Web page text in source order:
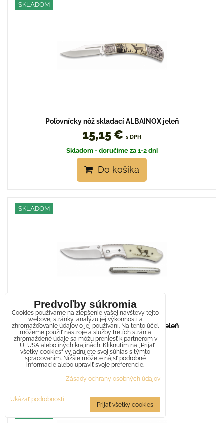
SKLADOM
Poľovnícky nôž skladací ALBAINOX jeleň
15,15 € s DPH
Skladom - doručíme za 1-2 dni
Do košíka
SKLADOM
Poľovnícky nôž skladací ALBAINOX jeleň
17,20 €s DPH
Skladom - doručíme za 1-2 dni
Do košíka
Predvoľby súkromia
Cookies používame na zlepšenie vašej návštevy tejto
webovej stránky, analýzu jej výkonnosti a
zhromažďovanie údajov o jej používaní. Na tento účel
môžeme použiť nástroje a služby tretích strán a
zhromaždené údaje sa môžu preniesť k partnerom v
EÚ, USA alebo iných krajinách. Kliknutím na „Prijať
všetky cookies“ vyjadrujete svoj súhlas s týmto
spracovaním. Nižšie môžete nájsť podrobné
informácie alebo upraviť svoje preferencie.
Zásady ochrany osobných údajov
Ukázať podrobnosti
Prijať všetky cookies